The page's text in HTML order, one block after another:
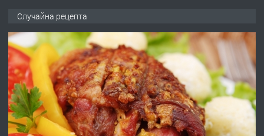
преди 1 година
ПРЕДЛАГА Работа за общи работници
Случайна рецепта